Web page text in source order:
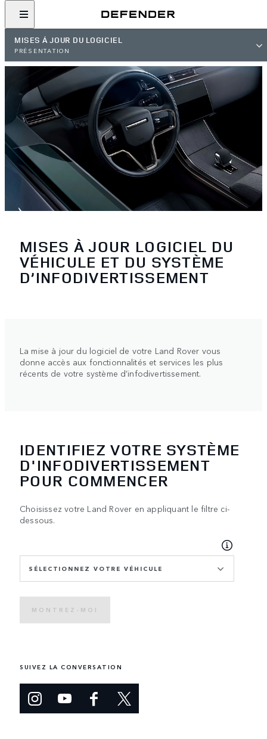
MISES À JOUR DU LOGICIEL
PRÉSENTATION
MISES À JOUR LOGICIEL DU
VÉHICULE ET DU SYSTÈME
D’INFODIVERTISSEMENT
La mise à jour du logiciel de votre Land Rover vous
donne accès aux fonctionnalités et services les plus
récents de votre système d’infodivertissement.
IDENTIFIEZ VOTRE SYSTÈME
D'INFODIVERTISSEMENT
POUR COMMENCER
Choisissez votre Land Rover en appliquant le filtre ci-
dessous.
SÉLECTIONNEZ VOTRE VÉHICULE
MONTREZ-MOI
SUIVEZ LA CONVERSATION